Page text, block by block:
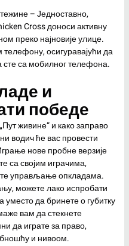
– Једноставно,
Cross доноси активну
преко најновије улице.
осигуравајући да
сте са мобилног телефона.
и
победе
живине“ и како заправо
водич ће вас провести
нове пробне верзије
са својим играчима,
управљање опкладама.
можете лако испробати
да бринете о губитку
вам да стекнете
да играте за право,
и нивоом.